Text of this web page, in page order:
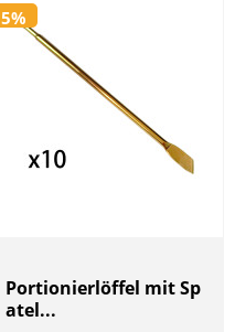
5%
Portionierlöffel mit Sp
atel...